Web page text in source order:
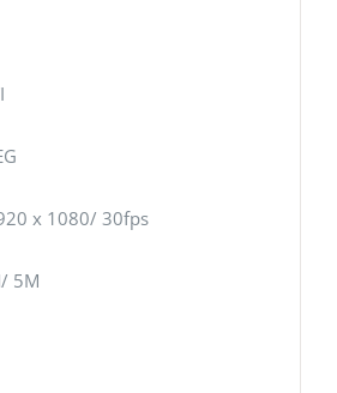
x 1080/ 30fps
5M